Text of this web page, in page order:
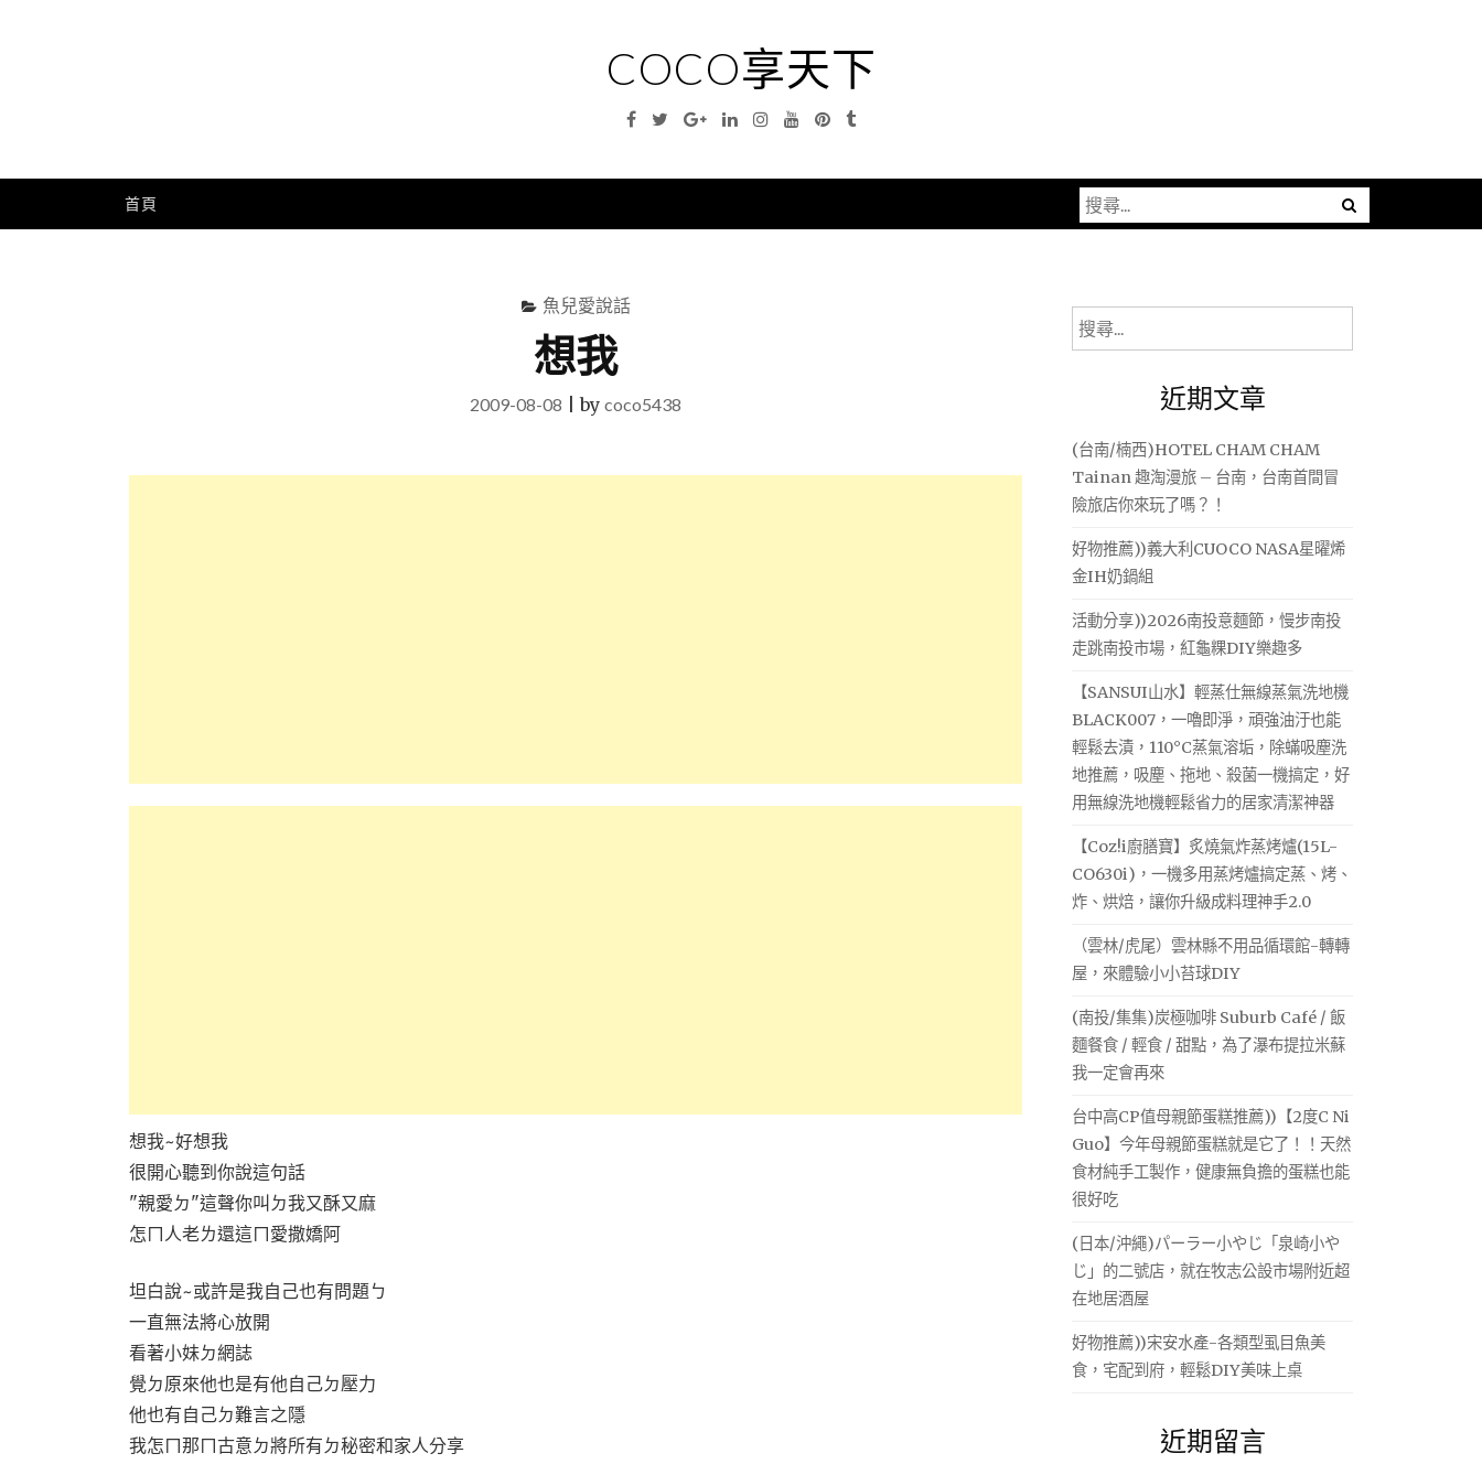
COCO享天下
Facebook
TwitterGoogleLinkedinInstagramYouTubePinterest
Tumblr
首頁
搜
尋
字:
魚兒愛說話
想我
2009-08-08 |by coco5438
想我~好想我
很開心聽到你說這句話
"親愛ㄉ"這聲你叫ㄉ我又酥又麻
怎ㄇ人老ㄌ還這ㄇ愛撒嬌阿
坦白說~或許是我自己也有問題ㄅ
一直無法將心放開
看著小妹ㄉ網誌
覺ㄉ原來他也是有他自己ㄉ壓力
他也有自己ㄉ難言之隱
我怎ㄇ那ㄇ古意ㄉ將所有ㄉ秘密和家人分享
搜
尋
近期文章
(台南/楠西)HOTEL CHAM CHAM
Tainan 趣淘漫旅 – 台南，台南首間冒
險旅店你來玩了嗎？！
好物推薦))義大利CUOCO NASA星曜烯
金IH奶鍋組
活動分享))2026南投意麵節，慢步南投
走跳南投市場，紅龜粿DIY樂趣多
【SANSUI山水】輕蒸仕無線蒸氣洗地機
BLACK007，一嚕即淨，頑強油汙也能
輕鬆去漬，110°C蒸氣溶垢，除蟎吸塵洗
地推薦，吸塵、拖地、殺菌一機搞定，好
用無線洗地機輕鬆省力的居家清潔神器
【Coz!i廚膳寶】炙燒氣炸蒸烤爐(15L-
CO630i)，一機多用蒸烤爐搞定蒸、烤、
炸、烘焙，讓你升級成料理神手2.0
（雲林/虎尾）雲林縣不用品循環館-轉轉
屋，來體驗小小苔球DIY
(南投/集集)炭極咖啡 Suburb Café / 飯
麵餐食 / 輕食 / 甜點，為了瀑布提拉米蘇
我一定會再來
台中高CP值母親節蛋糕推薦))【2度C Ni
Guo】今年母親節蛋糕就是它了！！天然
食材純手工製作，健康無負擔的蛋糕也能
很好吃
(日本/沖繩)パーラー小やじ「泉崎小や
じ」的二號店，就在牧志公設市場附近超
在地居酒屋
好物推薦))宋安水產-各類型虱目魚美
食，宅配到府，輕鬆DIY美味上桌
近期留言